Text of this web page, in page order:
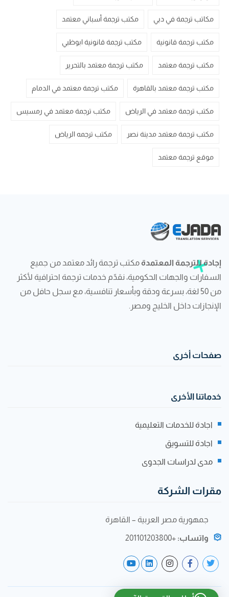
مكاتب ترجمة في دبي مكتب ترجمة أسباني معتمد
مكتب ترجمة قانونية مكتب ترجمة قانونية ابوظبي
مكتب ترجمة معتمد مكتب ترجمة معتمد بالتحرير
مكتب ترجمة معتمد بالقاهرة مكتب ترجمة معتمد في الدمام
مكتب ترجمة معتمد في الرياض مكتب ترجمة معتمد في رمسيس
مكتب ترجمة معتمد مدينة نصر مكتب ترجمه الرياض
موقع ترجمة معتمد
إجادة للترجمة المعتمدة مكتب ترجمة رائد معتمد من جميع
السفارات والجهات الحكومية، نقدّم خدمات ترجمة احترافية لأكثر
من 50 لغة، بسرعة ودقة وبأسعار تنافسية، مع سجل حافل من
الإنجازات داخل الخليج ومصر.
صفحات أخرى
خدماتنا الأخرى
اجادة للخدمات التعليمية
اجادة للتسويق
مدى لدراسات الجدوى
مقرات الشركة
جمهورية مصر العربية – القاهرة
واتساب: +201101203800